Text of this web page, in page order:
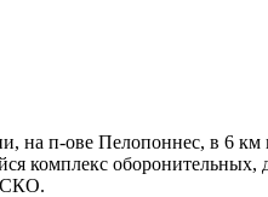
на п-ове Пелопоннес, в 6
комплекс